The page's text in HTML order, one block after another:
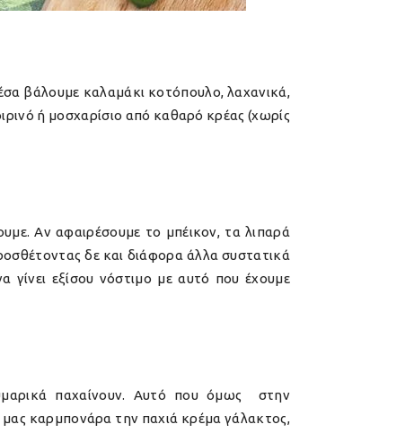
βάλουμε καλαμάκι κοτόπουλο, λαχανικά,
ή μοσχαρίσιο από καθαρό κρέας (χωρίς
Αν αφαιρέσουμε το μπέικον, τα λιπαρά
δε και διάφορα άλλα συστατικά
εξίσου νόστιμο με αυτό που έχουμε
παχαίνουν. Αυτό που όμως στην
μας καρμπονάρα την παχιά κρέμα γάλακτος,